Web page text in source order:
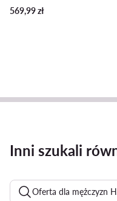
569,99zł
Inni szukali
Oferta dla mężczyzn